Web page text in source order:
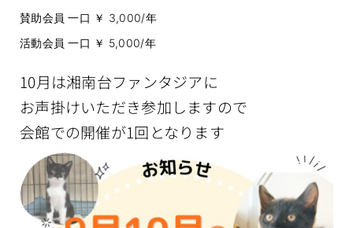
賛助会員 一口 ￥ 3,000/年
活動会員 一口 ￥ 5,000/年
10月は湘南台ファンタジアに
お声掛けいただき参加しますので
会館での開催が1回となります